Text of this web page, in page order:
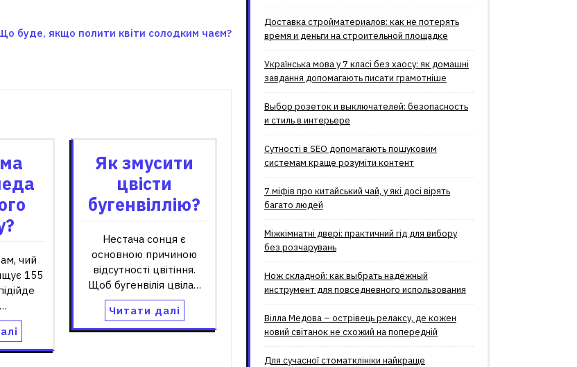
буде, якщо полити квіти солодким чаєм?
чий
155
Як змусити
цвісти
бугенвіллію?
Нестача сонця є
основною причиною
відсутності цвітіння.
Щоб бугенвілія цвіла…
Читати далі
Доставка стройматериалов: как не потерять
время и деньги на строительной площадке
Українська мова у 7 класі без хаосу: як домашні
завдання допомагають писати грамотніше
Выбор розеток и выключателей: безопасность
и стиль в интерьере
Сутності в SEO допомагають пошуковим
системам краще розуміти контент
7 міфів про китайський чай, у які досі вірять
багато людей
Міжкімнатні двері: практичний гід для вибору
без розчарувань
Нож складной: как выбрать надёжный
инструмент для повседневного использования
Вілла Медова – острівець релаксу, де кожен
новий світанок не схожий на попередній
Для сучасної стоматклініки найкраще